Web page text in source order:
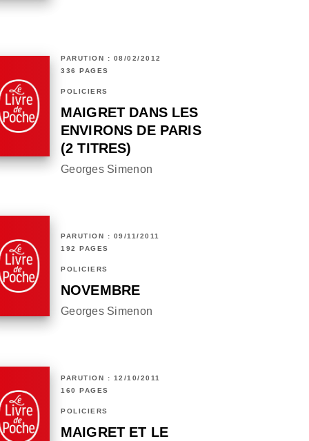
PARUTION : 08/02/2012
336 PAGES
POLICIERS
MAIGRET DANS LES
ENVIRONS DE PARIS
(2 TITRES)
Georges Simenon
PARUTION : 09/11/2011
192 PAGES
POLICIERS
NOVEMBRE
Georges Simenon
PARUTION : 12/10/2011
160 PAGES
POLICIERS
MAIGRET ET LE